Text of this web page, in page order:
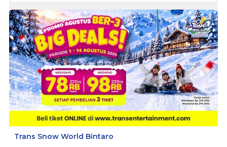
Trans Snow World Bintaro